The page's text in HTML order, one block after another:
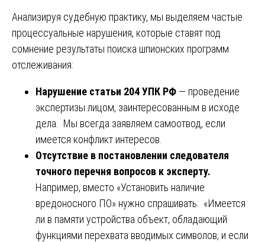
Анализируя судебную практику, мы выделяем частые
процессуальные нарушения, которые ставят под
сомнение результаты поиска шпионских программ
отслеживания:
Нарушение статьи 204 УПК РФ — проведение
экспертизы лицом, заинтересованным в исходе
дела. Мы всегда заявляем самоотвод, если
имеется конфликт интересов.
Отсутствие в постановлении следователя
точного перечня вопросов к эксперту.
Например, вместо «Установить наличие
вредоносного ПО» нужно спрашивать: «Имеется
ли в памяти устройства объект, обладающий
функциями перехвата вводимых символов, и если